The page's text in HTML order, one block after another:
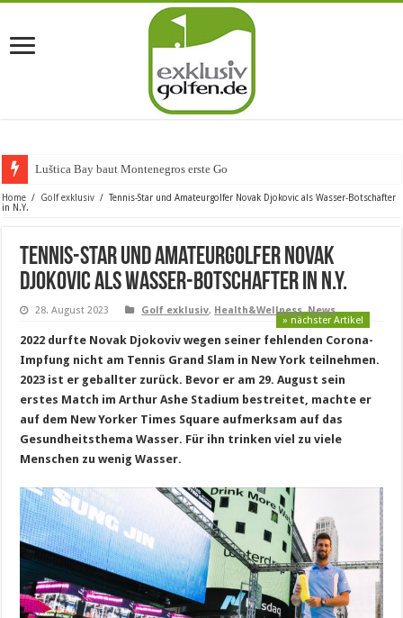
Luštica Bay baut Montenegros erste Golf-Communit
Home / Golf exklusiv / Tennis-Star und Amateurgolfer Novak Djokovic als Wasser-Botschafter
in N.Y.
Tennis-Star und Amateurgolfer Novak
Djokovic als Wasser-Botschafter in N.Y.
28. August 2023 Golf exklusiv, Health&Wellness,News
» nächster Artikel
2022 durfte Novak Djokoviv wegen seiner fehlenden Corona-
Impfung nicht am Tennis Grand Slam in New York teilnehmen.
2023 ist er geballter zurück. Bevor er am 29. August sein
erstes Match im Arthur Ashe Stadium bestreitet, machte er
auf dem New Yorker Times Square aufmerksam auf das
Gesundheitsthema Wasser. Für ihn trinken viel zu viele
Menschen zu wenig Wasser.